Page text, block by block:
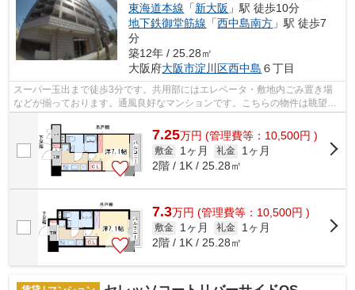
東海道本線 「新大阪 」駅 徒歩10分
地下鉄御堂筋線 「西中島南方 」駅 徒歩7
分
築12年 / 25.28㎡
大阪府大阪市淀川区西中島 ６丁目
スーパー玉出まで徒歩3分です。共用部にはエレベータ・敷地内ごみ置き場
などが揃っております。通風良好なマンションです。こちらの物件は眺望良
好です。こちらの物件はマンションです...
7.25万円 (管理費等：10,500円 )
敷金 1ヶ月 礼金
1ヶ月
2階 / 1K / 25.28㎡
7.3万円 (管理費等：10,500円 )
敷金 1ヶ月 礼金
1ヶ月
2階 / 1K / 25.28㎡